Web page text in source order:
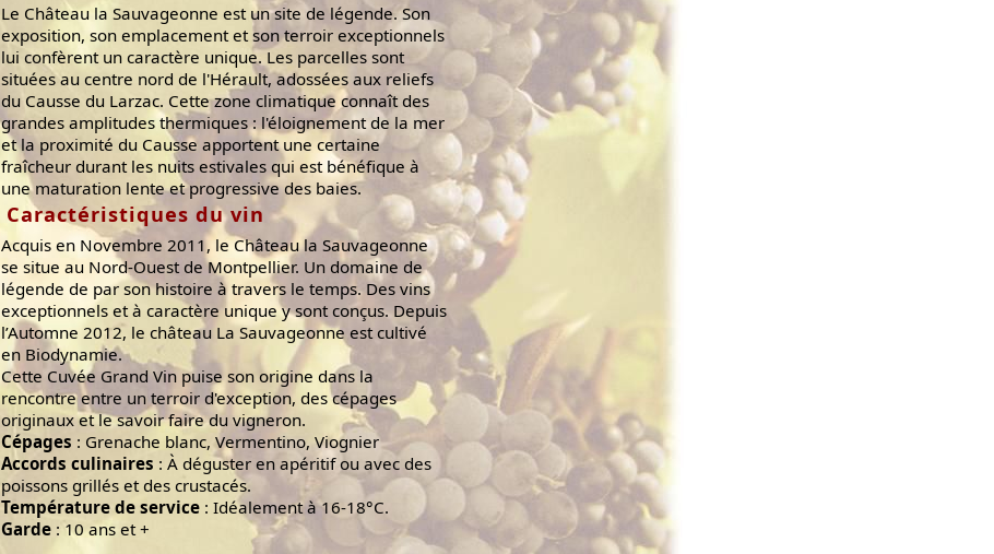
Le Château la Sauvageonne est un site de légende. Son
exposition, son emplacement et son terroir exceptionnels
lui confèrent un caractère unique. Les parcelles sont
situées au centre nord de l'Hérault, adossées aux reliefs
du Causse du Larzac. Cette zone climatique connaît des
grandes amplitudes thermiques : l'éloignement de la mer
et la proximité du Causse apportent une certaine
fraîcheur durant les nuits estivales qui est bénéfique à
une maturation lente et progressive des baies.
Caractéristiques du vin
Acquis en Novembre 2011, le Château la Sauvageonne
se situe au Nord-Ouest de Montpellier. Un domaine de
légende de par son histoire à travers le temps. Des vins
exceptionnels et à caractère unique y sont conçus. Depuis
l’Automne 2012, le château La Sauvageonne est cultivé
en Biodynamie.
Cette Cuvée Grand Vin puise son origine dans la
rencontre entre un terroir d'exception, des cépages
originaux et le savoir faire du vigneron.
Cépages : Grenache blanc, Vermentino, Viognier
Accords culinaires : À déguster en apéritif ou avec des
poissons grillés et des crustacés.
Température de service : Idéalement à 16-18°C.
Garde : 10 ans et +